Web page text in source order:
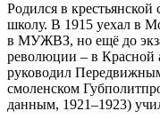
Родился в
школу. В 1915 уехал в
в МУЖВЗ, но ещё до
революции – в Красной
руководил
смоленском
данным, 1921–1923)